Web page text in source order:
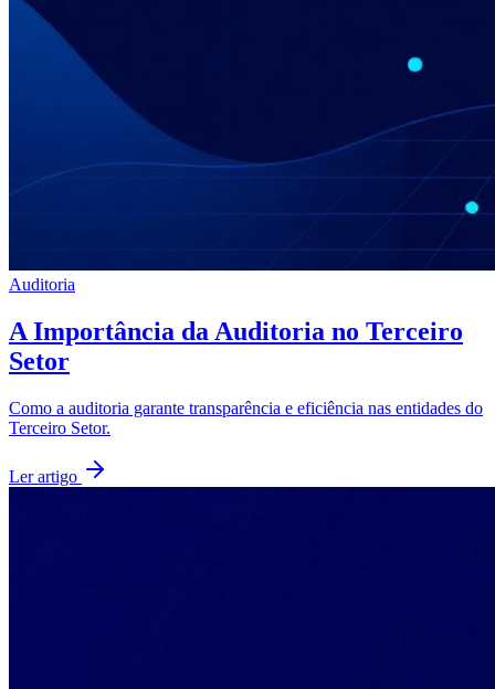
Auditoria
A Importância da Auditoria no Terceiro
Setor
Como a auditoria garante transparência e eficiência nas entidades do
Terceiro Setor.
Ler artigo